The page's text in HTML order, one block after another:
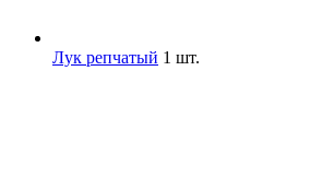
Лук репчатый 1 шт.